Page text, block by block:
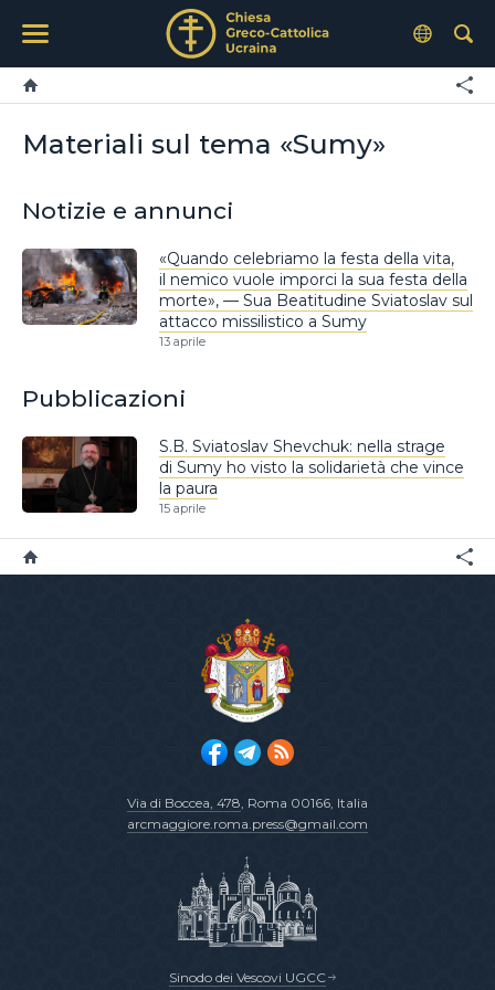
Materiali sul tema «Sumy»
Notizie e annunci
«Quando celebriamo la festa della vita,
il nemico vuole imporci la sua festa della
morte», — Sua Beatitudine Sviatoslav sul
attacco missilistico a Sumy
13 aprile
Pubblicazioni
S.B. Sviatoslav Shevchuk: nella strage
di Sumy ho visto la solidarietà che vince
la paura
15 aprile
Via di Boccea, 478, Roma 00166, Italia
arcmaggiore.roma.press@gmail.com
Sinodo dei Vescovi UGCC